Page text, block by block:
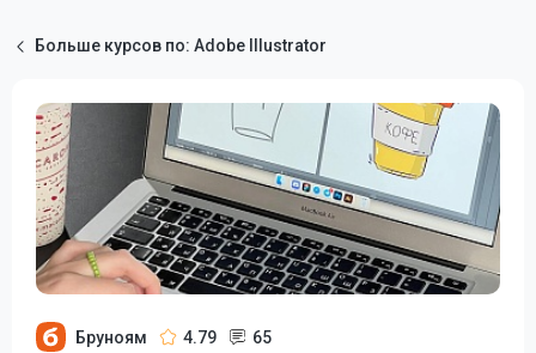
Больше курсов по: Adobe Illustrator
Бруноям 4.79 65